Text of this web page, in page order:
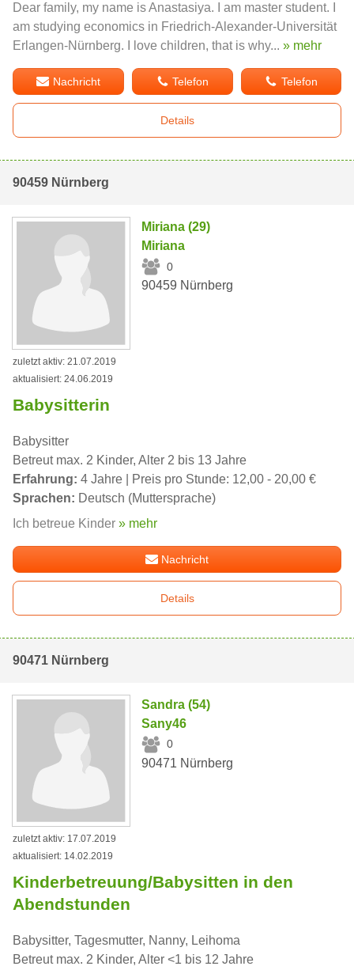
Dear family, my name is Anastasiya. I am master student. I
am studying economics in Friedrich-Alexander-Universität
Erlangen-Nürnberg. I love children, that is why... » mehr
Nachricht Telefon Telefon
Details
90459 Nürnberg
Miriana (29)
Miriana
0
90459 Nürnberg
zuletzt aktiv: 21.07.2019
aktualisiert: 24.06.2019
Babysitterin
Babysitter
Betreut max. 2 Kinder, Alter 2 bis 13 Jahre
Erfahrung: 4 Jahre | Preis pro Stunde: 12,00 - 20,00 €
Sprachen: Deutsch (Muttersprache)
Ich betreue Kinder » mehr
Nachricht
Details
90471 Nürnberg
Sandra (54)
Sany46
0
90471 Nürnberg
zuletzt aktiv: 17.07.2019
aktualisiert: 14.02.2019
Kinderbetreuung/Babysitten in den
Abendstunden
Babysitter, Tagesmutter, Nanny, Leihoma
Betreut max. 2 Kinder, Alter <1 bis 12 Jahre